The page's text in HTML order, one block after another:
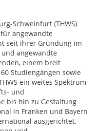
Schweinfurt (THWS)
angewandte
seit ihrer Gründung im
angewandte
einem breit
Studiengängen sowie
ein weites Spektrum
und
bis hin zu Gestaltung
in Franken und Bayern
ausgerichtet,